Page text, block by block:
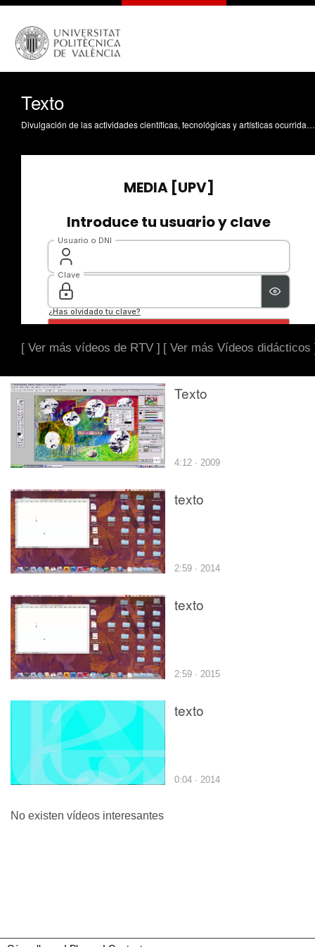
Texto
Divulgación de las actividades científicas, tecnológicas y artísticas ocurridas en los tres campus de la UPV
[ Ver más vídeos de RTV ] [ Ver más Vídeos didácticos
Texto
4:12 · 2009
texto
2:59 · 2014
texto
2:59 · 2015
texto
0:04 · 2014
No existen vídeos interesantes